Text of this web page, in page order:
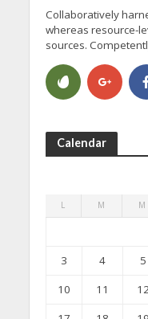
Collaboratively
whereas resource-
sources.
Calendar
L M M
3
4 5
10
11